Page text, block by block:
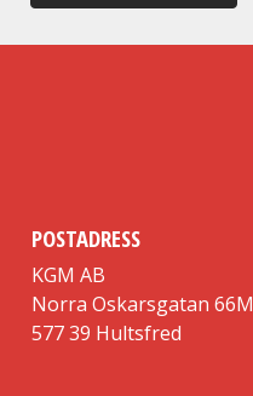
POSTADRESS
KGM AB
Norra Oskarsgatan 66M
577 39 Hultsfred